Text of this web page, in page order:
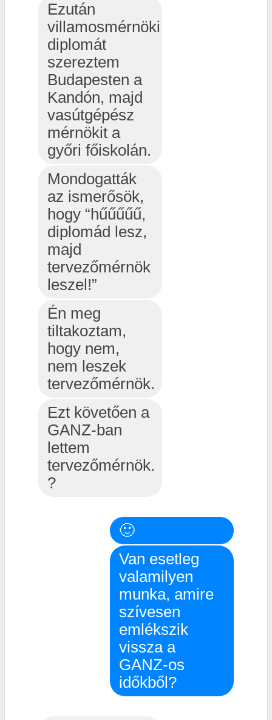
Ezután
villamosmérnöki
diplomát
szereztem
Budapesten a
Kandón, majd
vasútgépész
mérnökit a
győri főiskolán.
Mondogatták
az ismerősök,
hogy “hűűűűű,
diplomád lesz,
majd
tervezőmérnök
leszel!”
Én meg
tiltakoztam,
hogy nem,
nem leszek
tervezőmérnök.
Ezt követően a
GANZ-ban
lettem
tervezőmérnök.
?
🙂
Van esetleg
valamilyen
munka, amire
szívesen
emlékszik
vissza a
GANZ-os
időkből?